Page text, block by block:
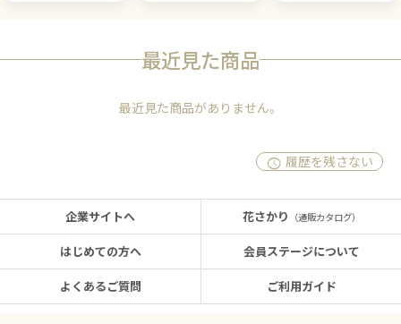
最近見た商品
最近見た商品がありません。
履歴を残さない
企業サイトへ
はじめての方へ
よくあるご質問
花さかり （通販カタログ）
会員ステージについて
ご利用ガイド